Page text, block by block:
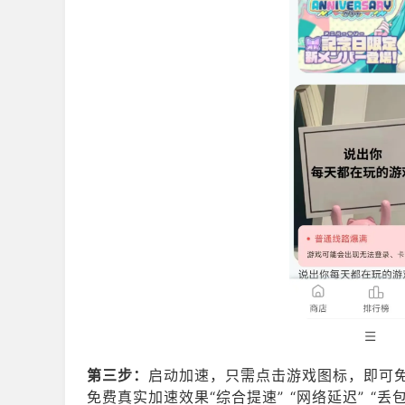
第三步： 启动加速，只需点击游戏图标，即可
免费真实加速效果“综合提速” “网络延迟” “